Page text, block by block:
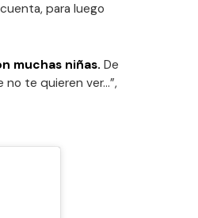
para luego
muchas niñas. De
te quieren ver…”,